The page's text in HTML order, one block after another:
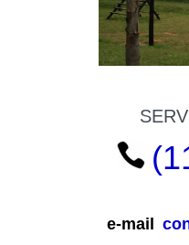
e-mail